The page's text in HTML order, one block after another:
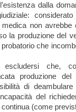
dalla
non
la produzione del
che
che,
produzione
di
del
(come